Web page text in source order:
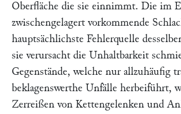
Oberfläche die sie einnimmt. Die im
zwischengelagert vorkommende
hauptsächlichste Fehlerquelle
sie verursacht die Unhaltbarkeit
Gegenstände, welche nur allzuhäufig
beklagenswerthe Unfälle herbeiführt,
Zerreißen von Kettengelenken und